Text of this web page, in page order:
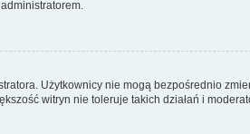
Użytkownicy nie mogą bezpośrednio
witryn nie toleruje takich działań i